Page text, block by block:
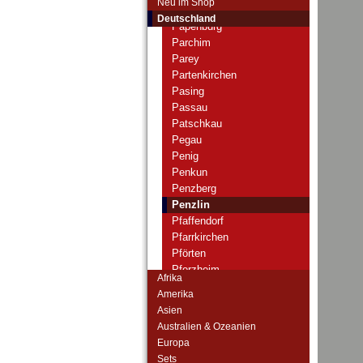
Deutschland
Paderborn
Papenburg
Parchim
Parey
Partenkirchen
Pasing
Passau
Patschkau
Pegau
Penig
Penkun
Penzberg
Penzlin
Pfaffendorf
Pfarrkirchen
Pförten
Pforzheim
Plau
Afrika
Amerika
Asien
Australien & Ozeanien
Europa
Sets